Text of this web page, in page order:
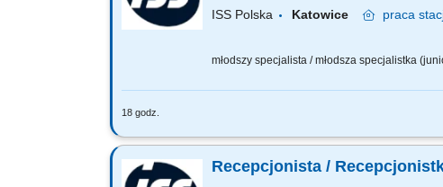
ISS Polska Katowice praca
młodszy specjalista / młodsza specjalistka
18 godz.
Zakres obowiązków: Organizowanie pracy
Recepcjonista /